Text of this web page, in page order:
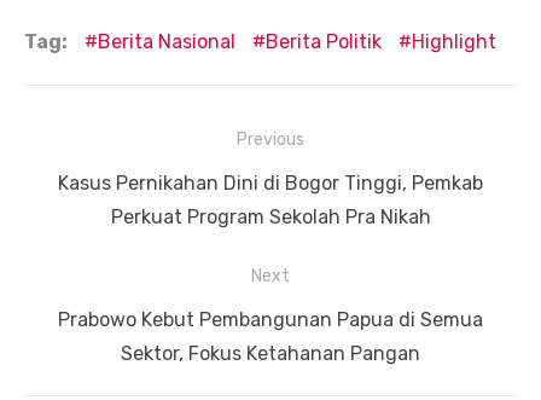
Tag: Berita Nasional Berita Politik Highlight
pos
Previous
Previous
Kasus Pernikahan Dini di Bogor Tinggi, Pemkab
Perkuat Program Sekolah Pra Nikah
Next
Next
Prabowo Kebut Pembangunan Papua di Semua
Sektor, Fokus Ketahanan Pangan